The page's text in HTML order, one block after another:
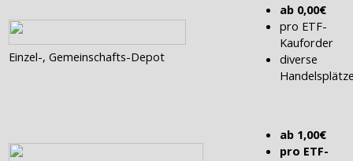
Einzel-, Gemeinschafts-Depot
ab 0,00€
pro ETF-
Kauforder
diverse
ab 1,00€
pro ETF-